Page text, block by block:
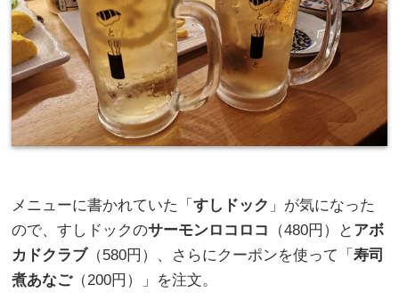
メニューに書かれていた「すしドック 」が気になった
ので、すしドックのサーモンロコロコ （480円）と アボ
カドクラブ （580円）、さらにクーポンを使って「寿司
煮あなご（200円）」を注文。